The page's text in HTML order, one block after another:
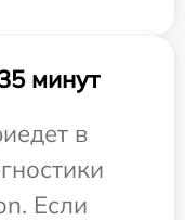
минут
в
Если